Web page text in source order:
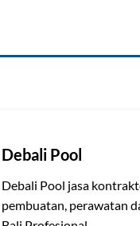
Debali Pool
Debali Pool jasa
pembuatan, perawatan